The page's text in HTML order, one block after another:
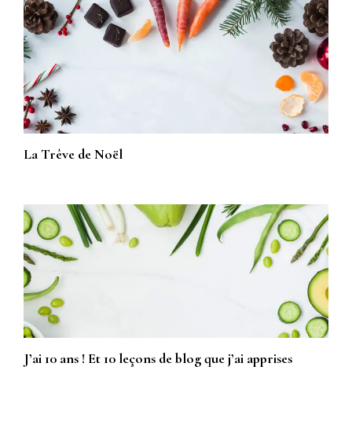
La Trêve de Noël
J’ai 10 ans ! Et 10 leçons de blog que j’ai apprises